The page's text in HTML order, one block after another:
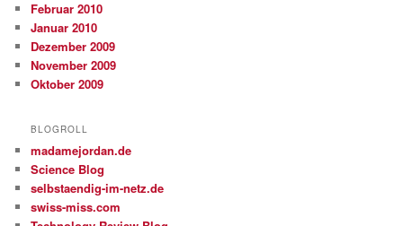
Februar 2010
Januar 2010
Dezember 2009
November 2009
Oktober 2009
BLOGROLL
madamejordan.de
Science Blog
selbstaendig-im-netz.de
swiss-miss.com